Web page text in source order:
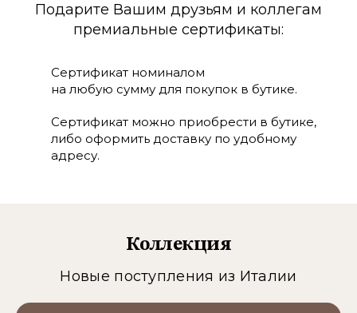
Подарите Вашим друзьям и коллегам
премиальные сертификаты:
Сертификат номиналом
на любую сумму для покупок в бутике.
Сертификат можно приобрести в бутике,
либо оформить доставку по удобному
адресу.
Коллекция
Новые поступления из Италии